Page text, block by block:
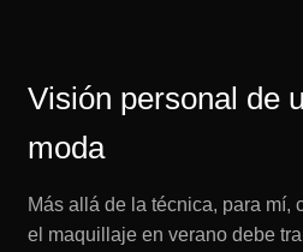
Visión personal de
moda
Más allá de la técnica, para mí,
el maquillaje en verano debe